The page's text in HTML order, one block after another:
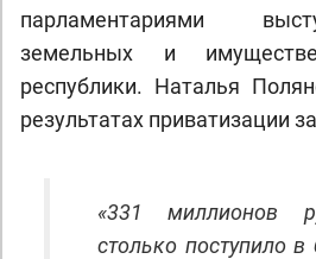
парламентариями
земельных и
республики. Наталья
результатах приватизации
«331 миллионов
столько поступило